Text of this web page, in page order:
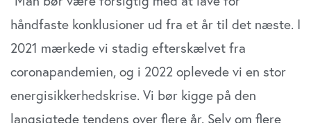
håndfaste konklusioner ud fra et år til det næste. I
2021 mærkede vi stadig efterskælvet fra
coronapandemien, og i 2022 oplevede vi en stor
energisikkerhedskrise. Vi bør kigge på den
langsigtede tendens over flere år. Selv om flere